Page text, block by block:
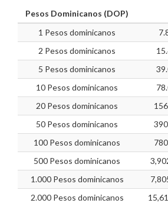
Pesos Dominicanos (DOP)
1 Pesos dominicanos
2 Pesos dominicanos
5 Pesos dominicanos
10 Pesos dominicanos
20 Pesos dominicanos
50 Pesos dominicanos
100 Pesos dominicanos
500 Pesos dominicanos
1.000 Pesos dominicanos
2.000 Pesos dominicanos